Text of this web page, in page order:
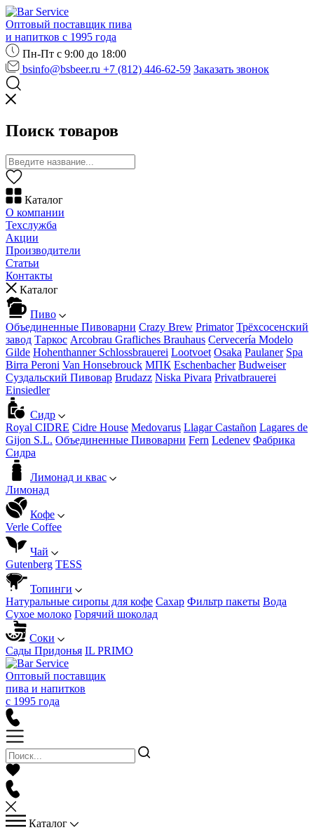
Оптовый поставщик пива
и напитков с 1995 года
Пн-Пт с 9:00 до 18:00
bsinfo@bsbeer.ru +7 (812) 446-62-59 Заказать звонок
Поиск товаров
Каталог
О компании
Техслужба
Акции
Производители
Статьи
Контакты
Каталог
Пиво
Объединенные Пивоварни Crazy Brew Primator Трёхсосенский
завод Таркос Arcobrau Grafliches Brauhaus Cervecería Modelo
Gilde Hohenthanner Schlossbrauerei Lootvoet Osaka Paulaner Spa
Birra Peroni Van Honsebrouck МПК Eschenbacher Budweiser
Суздальский Пивовар Brudazz Niska Pivara Privatbrauerei
Einsiedler
Сидр
Royal CIDRE Cidre House Medovarus Llagar Castañon Lagares de
Gijon S.L. Объединенные Пивоварни Fern Ledenev Фабрика
Сидра
Лимонад и квас
Лимонад
Кофе
Verle Coffee
Чай
Gutenberg TESS
Топинги
Натуральные сиропы для кофе Сахар Фильтр пакеты Вода
Сухое молоко Горячий шоколад
Соки
Сады Придонья IL PRIMO
Оптовый поставщик
пива и напитков
с 1995 года
Каталог